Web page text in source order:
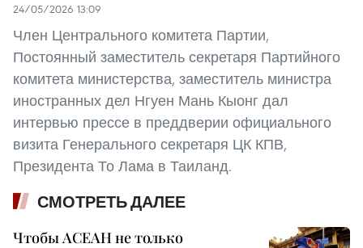
24/05/2026 13:09
Член Центрального комитета Партии,
Постоянный заместитель секретаря Партийного
комитета министерства, заместитель министра
иностранных дел Нгуен Мань Кыонг дал
интервью прессе в преддверии официального
визита Генерального секретаря ЦК КПВ,
Президента То Лама в Таиланд.
СМОТРЕТЬ ДАЛЕЕ
Чтобы АСЕАН не только